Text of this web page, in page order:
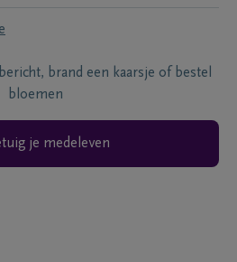
brand een kaarsje of bestel
bloemen
je medeleven